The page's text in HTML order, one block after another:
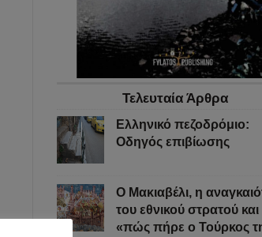
Τελευταία Άρθρα
Ελληνικό πεζοδρόμιο:
Οδηγός επιβίωσης
Ο Μακιαβέλι, η
του εθνικού στρατού και
«πώς πήρε ο Τούρκος